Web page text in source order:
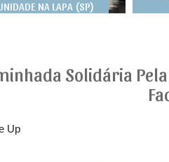
NA LAPA (SP)
Solidária
Up